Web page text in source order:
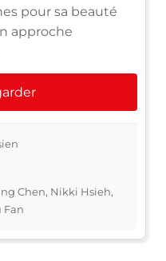
pour sa beauté
approche
Chen, Nikki Hsieh,
Fan